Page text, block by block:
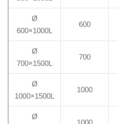
Ø
600×1000L
600
Ø
700×1500L
700
Ø
1000×1500L
1000
Ø